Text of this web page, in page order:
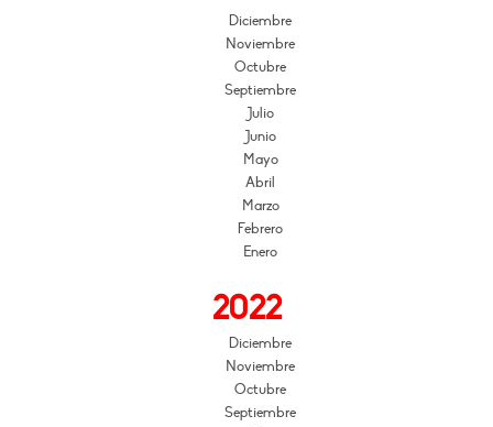
Diciembre
Noviembre
Octubre
Septiembre
Julio
Junio
Mayo
Abril
Marzo
Febrero
Enero
2022
Diciembre
Noviembre
Octubre
Septiembre